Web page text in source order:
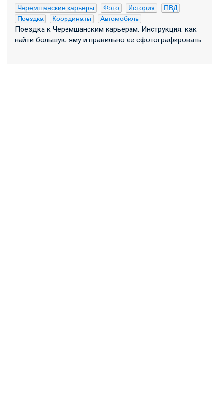
Черемшанские карьеры Фото История
ПВД
Поездка
Координаты Автомобиль
Поездка к Черемшанским карьерам. Инструкция: как
найти большую яму и правильно ее сфотографировать.